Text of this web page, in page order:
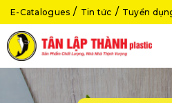
E-Catalogues Tin tức Tuyển